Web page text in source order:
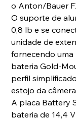
o Anton/Bauer
O suporte de
0,8 lb e se
unidade de
fornecendo
bateria Gold-
perfil
estojo da
A placa Battery
bateria de 14,4